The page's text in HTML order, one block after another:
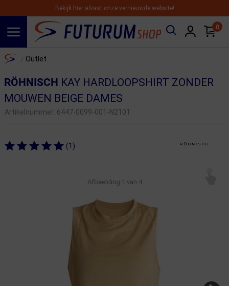
Bekijk hier alvast onze vernieuwde website!
0
Home Outlet
RÖHNISCH KAY HARDLOOPSHIRT ZONDER
MOUWEN BEIGE DAMES
Artikelnummer: 6447-0099-001-N2101
(1)
Afbeelding 1 van 4